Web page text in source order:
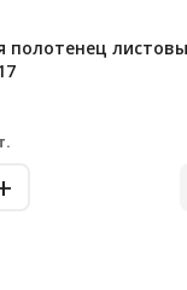
полотенец